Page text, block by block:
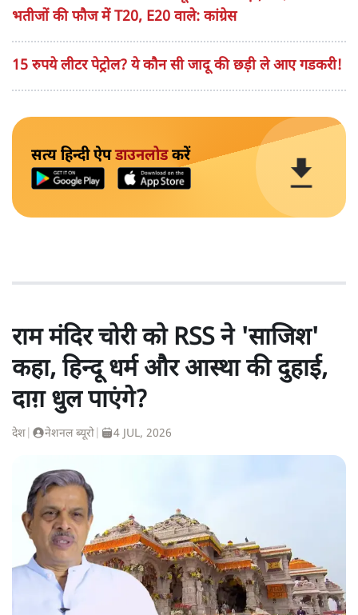
भतीजों की फौज में T20, E20 वाले: कांग्रेस
15 रुपये लीटर पेट्रोल? ये कौन सी जादू की छड़ी ले आए गडकरी!
सत्य हिन्दी ऐपडाउनलोडकरें
राम मंदिर चोरी को RSS ने 'साजिश'
कहा, हिन्दू धर्म और आस्था की दुहाई,
दाग़ धुल पाएंगे?
देश नेशनल ब्यूरो 4 JUL, 2026